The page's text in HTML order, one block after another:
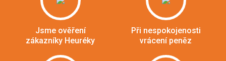
Jsme ověření
zákazníky Heuréky
Při nespokojenosti
vrácení peněz